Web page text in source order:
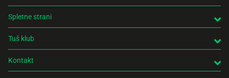
Spletne strani
Tuš klub
Kontakt